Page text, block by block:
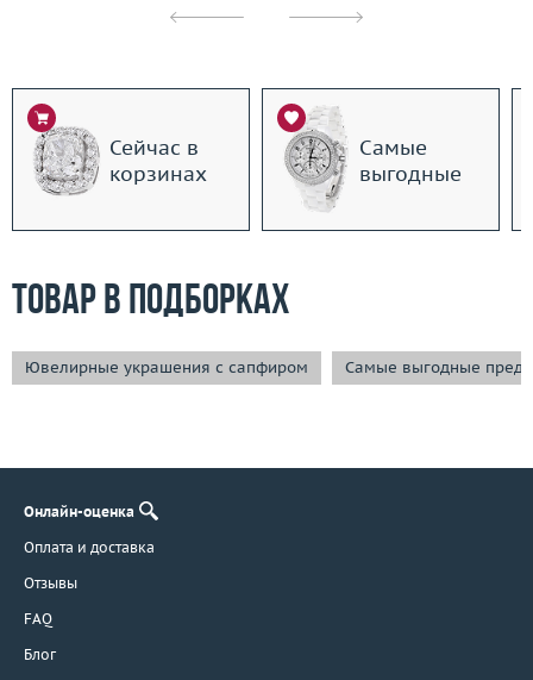
Сейчас в
корзинах
Самые
выгодные
Товар в подборках
Ювелирные украшения с сапфиром Самые выгодные
Онлайн-оценка
Оплата и доставка
Отзывы
FAQ
Блог